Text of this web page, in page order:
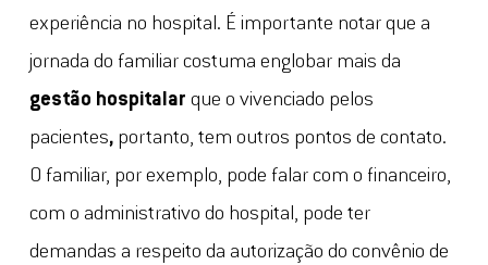
experiência no hospital. É importante notar que a
jornada do familiar costuma englobar mais da
gestão hospitalar que o vivenciado pelos
pacientes,portanto, tem outros pontos de contato.
O familiar, por exemplo, pode falar com o financeiro,
com o administrativo do hospital, pode ter
demandas a respeito da autorização do convênio de